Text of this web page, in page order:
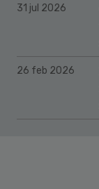
31 jul 2026
26 feb 2026